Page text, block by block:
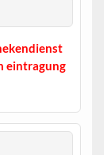
eintragung